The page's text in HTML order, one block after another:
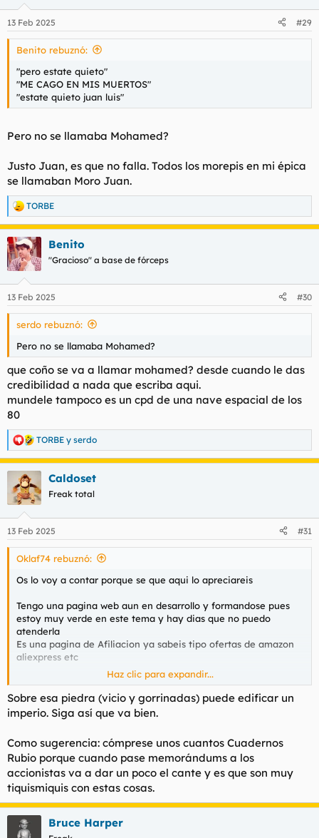
e
s
13 Feb 2025 #29
Benito rebuznó:
"pero estate quieto"
"ME CAGO EN MIS MUERTOS"
"estate quieto juan luis"
Pero no se llamaba Mohamed?
Justo Juan, es que no falla. Todos los morepis en mi épica
se llamaban Moro Juan.
R
e
a
c
c
i
e
s
TORBE
Benito
"Gracioso" a base de fórceps
13 Feb 2025 #30
serdo rebuznó:
Pero no se llamaba Mohamed?
que coño se va a llamar mohamed? desde cuando le das
credibilidad a nada que escriba aqui.
mundele tampoco es un cpd de una nave espacial de los
80
R
e
a
c
i
e
s
TORBE y serdo
Caldoset
Freak total
13 Feb 2025 #31
Oklaf74 rebuznó:
Os lo voy a contar porque se que aqui lo apreciareis
Tengo una pagina web aun en desarrollo y formandose pues
estoy muy verde en este tema y hay dias que no puedo
atenderla
Es una pagina de Afiliacion ya sabeis tipo ofertas de amazon
aliexpress etc
Donde el publico mayoritario son mujeres, hay que ver la de
pasta que se gastan al mes, cosa que agradezco
Pero yo veo tanto lo que compran a traves de mis enlaces
como otros articulos que compran que no tengo enlaces
Y si ya te lo imaginas, si, es asi, consoladores y juguetes del
estilo compran muchas
El caso es que algunas cuando compran lo comentan, dan las
gracias o dicen lo tipico de que lo han pillado
Tengo una de esas que siempre estan que si Alavado sea el
Señor, que si Dios que si la Biblia etc
Haz clic para expandir...
Sobre esa piedra (vicio y gorrinadas) puede edificar un
imperio. Siga así que va bien.
Como sugerencia: cómprese unos cuantos Cuadernos
Rubio porque cuando pase memorándums a los
accionistas va a dar un poco el cante y es que son muy
tiquismiquis con estas cosas.
Bruce Harper